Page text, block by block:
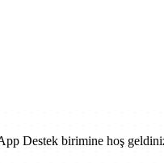
Destek birimine hoş